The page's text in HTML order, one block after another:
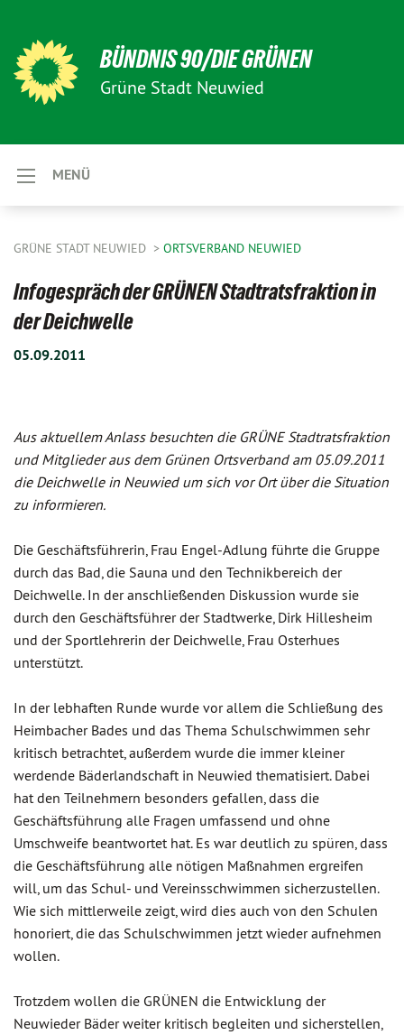
BÜNDNIS 90/DIE GRÜNEN
Grüne Stadt Neuwied
MENÜ
GRÜNE STADT NEUWIED ORTSVERBAND NEUWIED
Infogespräch der GRÜNEN Stadtratsfraktion in
der Deichwelle
05.09.2011
Aus aktuellem Anlass besuchten die GRÜNE Stadtratsfraktion
und Mitglieder aus dem Grünen Ortsverband am 05.09.2011
die Deichwelle in Neuwied um sich vor Ort über die Situation
zu informieren.
Die Geschäftsführerin, Frau Engel-Adlung führte die Gruppe
durch das Bad, die Sauna und den Technikbereich der
Deichwelle. In der anschließenden Diskussion wurde sie
durch den Geschäftsführer der Stadtwerke, Dirk Hillesheim
und der Sportlehrerin der Deichwelle, Frau Osterhues
unterstützt.
In der lebhaften Runde wurde vor allem die Schließung des
Heimbacher Bades und das Thema Schulschwimmen sehr
kritisch betrachtet, außerdem wurde die immer kleiner
werdende Bäderlandschaft in Neuwied thematisiert. Dabei
hat den Teilnehmern besonders gefallen, dass die
Geschäftsführung alle Fragen umfassend und ohne
Umschweife beantwortet hat. Es war deutlich zu spüren, dass
die Geschäftsführung alle nötigen Maßnahmen ergreifen
will, um das Schul- und Vereinsschwimmen sicherzustellen.
Wie sich mittlerweile zeigt, wird dies auch von den Schulen
honoriert, die das Schulschwimmen jetzt wieder aufnehmen
wollen.
Trotzdem wollen die GRÜNEN die Entwicklung der
Neuwieder Bäder weiter kritisch begleiten und sicherstellen,